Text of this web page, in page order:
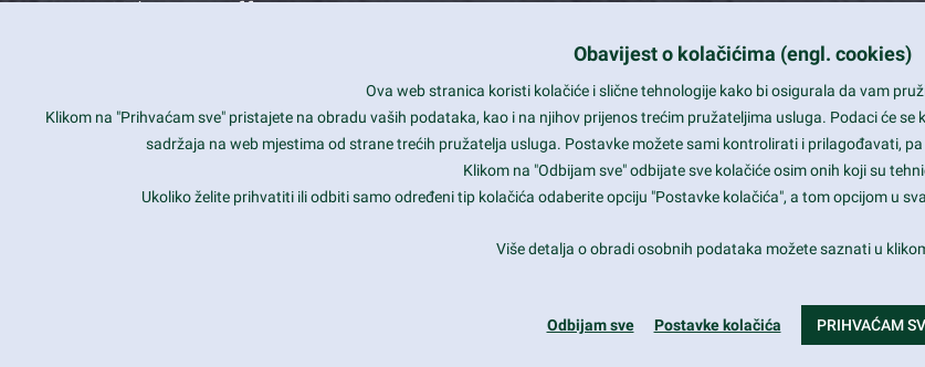
What we offer
Is your website user friendly?
Ark offers weekly stunning designs.
Why our customers love Ark?
Smart and beautiful design
Unlimited Eelements
Mobile ready
Obavijest o kolačićima (engl. cookies)
Ova web stranica koristi kolačiće i slične tehnologije kako bi osigurala da vam
Klikom na "Prihvaćam sve" pristajete na obradu vaših podataka, kao i na njihov prijenos trećim pružateljima usluga. Podaci će
sadržaja na web mjestima od strane trećih pružatelja usluga. Postavke možete sami kontrolirati i prilagođavati,
Klikom na "Odbijam sve" odbijate sve kolačiće osim onih koji su
Ukoliko želite prihvatiti ili odbiti samo određeni tip kolačića odaberite opciju "Postavke kolačića", a tom opcijom u
Više detalja o obradi osobnih podataka možete saznati u
Odbijam sve Postavke kolačića PRIHVAĆAM